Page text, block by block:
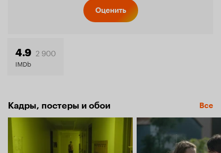
Оценить
4.9 2 900
IMDb
Кадры, постеры и обои Все